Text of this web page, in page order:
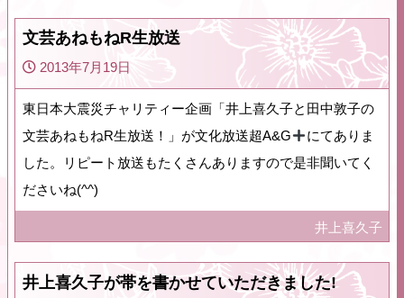
文芸あねもねR生放送
2013年7月19日
東日本大震災チャリティー企画「井上喜久子と田中敦子の
文芸あねもねR生放送！」が文化放送超A&G
にてありま
した。リピート放送もたくさんありますので是非聞いてく
ださいね(^^)
井上喜久子
井上喜久子が帯を書かせていただきました!